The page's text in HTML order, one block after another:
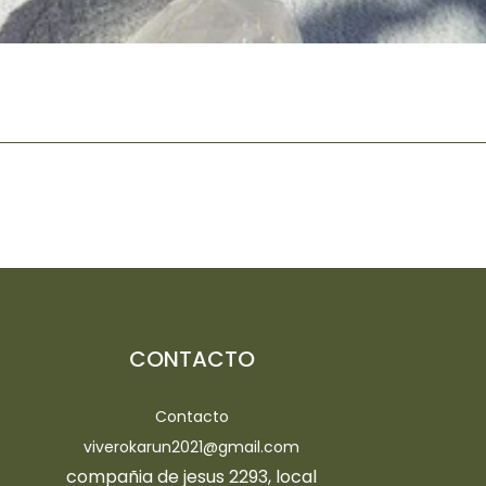
CONTACTO
Contacto
viverokarun2021@gmail.com
compañia de jesus 2293, local